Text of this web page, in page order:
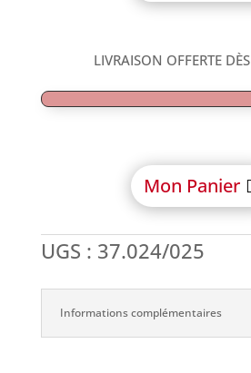
avec
LIVRAISON OFFERTE DÈS
Mon Panier
UGS : 37.024/025
Informations complémentaires